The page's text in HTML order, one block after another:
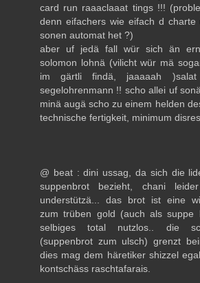
card run raaaclaaat tings !!!
denn eifachers wie eifach d
sonen automat het ?)
aber uf jedä fall wür sich än
solomon lohnä (vilicht wür mä
im gärtli findä, jaaaaah
segelohrenmann !! scho allei uf
minä augä scho zu einem helden
technische fertigkeit, minimum
@ beat : dini ussag, da sich die
suppenbrot bezieht, chani
understützä... das brot ist eine
zum trüben gold (auch als suppe
selbiges total nutzlos.. die
(suppenbrot zum ulsch) grenzt
dies mag dem häretiker shizzel
kontschäss raschtafarais.